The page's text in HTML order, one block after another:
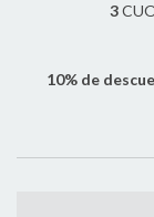
3
10% de